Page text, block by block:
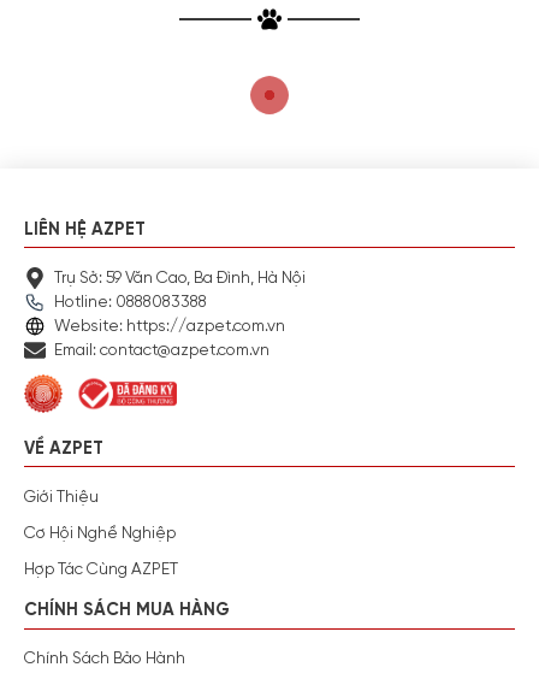
LIÊN HỆ AZPET
Trụ Sở: 59 Văn Cao, Ba Đình, Hà Nội
Hotline: 0888083388
Website: https://azpet.com.vn
Email: contact@azpet.com.vn
VỀ AZPET
Giới Thiệu
Cơ Hội Nghề Nghiệp
Hợp Tác Cùng AZPET
CHÍNH SÁCH MUA HÀNG
Chính Sách Bảo Hành